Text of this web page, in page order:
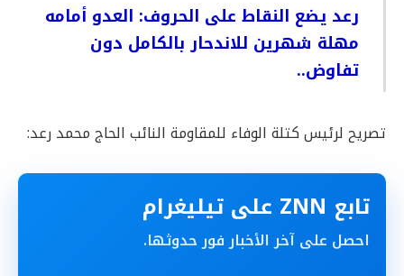
رعد يضع النقاط على الحروف: العدو أمامه
مهلة شهرين للاندحار بالكامل دون
تفاوض..
تصريح لرئيس كتلة الوفاء للمقاومة النائب الحاج محمد رعد:
تابع ZNN على تيليغرام
احصل على آخر الأخبار فور حدوثها.